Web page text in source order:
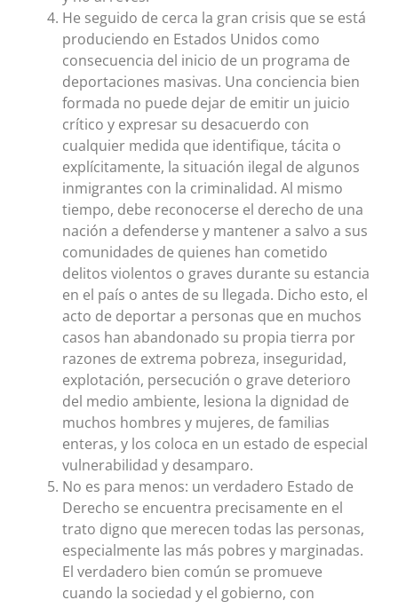
He seguido de cerca la gran crisis que se está
produciendo en Estados Unidos como
consecuencia del inicio de un programa de
deportaciones masivas. Una conciencia bien
formada no puede dejar de emitir un juicio
crítico y expresar su desacuerdo con
cualquier medida que identifique, tácita o
explícitamente, la situación ilegal de algunos
inmigrantes con la criminalidad. Al mismo
tiempo, debe reconocerse el derecho de una
nación a defenderse y mantener a salvo a sus
comunidades de quienes han cometido
delitos violentos o graves durante su estancia
en el país o antes de su llegada. Dicho esto, el
acto de deportar a personas que en muchos
casos han abandonado su propia tierra por
razones de extrema pobreza, inseguridad,
explotación, persecución o grave deterioro
del medio ambiente, lesiona la dignidad de
muchos hombres y mujeres, de familias
enteras, y los coloca en un estado de especial
vulnerabilidad y desamparo.
No es para menos: un verdadero Estado de
Derecho se encuentra precisamente en el
trato digno que merecen todas las personas,
especialmente las más pobres y marginadas.
El verdadero bien común se promueve
cuando la sociedad y el gobierno, con